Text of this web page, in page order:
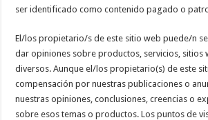
ser identificado como contenido pagado o
El/los propietario/s de este sitio web puede/n
dar opiniones sobre productos, servicios, sitios
diversos. Aunque el/los propietario(s) de este
compensación por nuestras publicaciones o
nuestras opiniones, conclusiones, creencias o
sobre esos temas o productos. Los puntos de